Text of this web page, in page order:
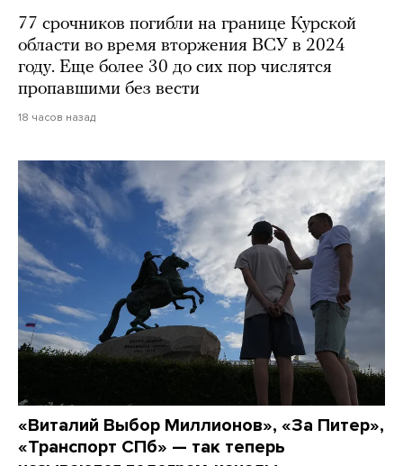
77 срочников погибли на границе Курской
области во время вторжения ВСУ в 2024
году. Еще более 30 до сих пор числятся
пропавшими без вести
18 часов назад
«Виталий Выбор Миллионов», «За Питер»,
«Транспорт СПб» — так теперь